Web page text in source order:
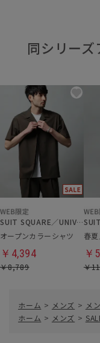
同シリーズ
SUIT SQUARE／UNIVERSAL LANGUAGE
オープンカラーシャツ
￥4,394
￥8,789
春
￥
￥
ホーム > メンズ > メ
ホーム > メンズ >